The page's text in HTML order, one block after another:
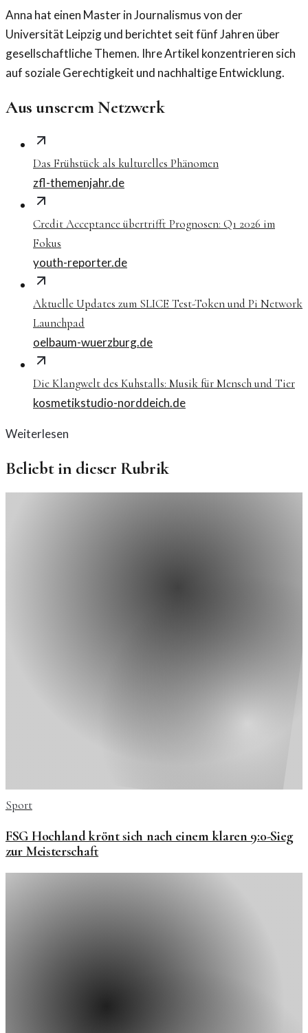
Anna hat einen Master in Journalismus von der
Universität Leipzig und berichtet seit fünf Jahren über
gesellschaftliche Themen. Ihre Artikel konzentrieren sich
auf soziale Gerechtigkeit und nachhaltige Entwicklung.
Aus unserem Netzwerk
Das Frühstück als kulturelles Phänomen
zfl-themenjahr.de
Credit Acceptance übertrifft Prognosen: Q1 2026 im
Fokus
youth-reporter.de
Aktuelle Updates zum SLICE Test-Token und Pi Network
Launchpad
oelbaum-wuerzburg.de
Die Klangwelt des Kuhstalls: Musik für Mensch und Tier
kosmetikstudio-norddeich.de
Weiterlesen
Beliebt in dieser Rubrik
Sport
FSG Hochland krönt sich nach einem klaren 9:0-Sieg
zur Meisterschaft